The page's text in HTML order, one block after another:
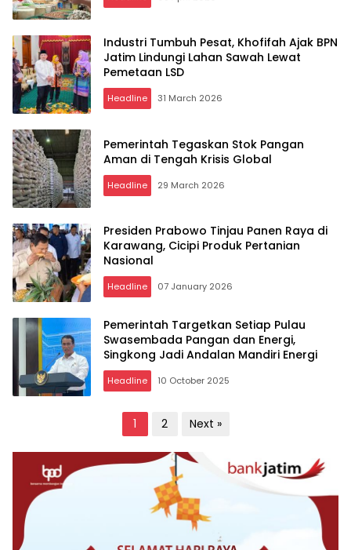
Industri Tumbuh Pesat, Khofifah Ajak BPN
Jatim Lindungi Lahan Sawah Lewat
Pemetaan LSD
Headline 31 March 2026
Pemerintah Tegaskan Stok Pangan
Aman di Tengah Krisis Global
Headline 29 March 2026
Presiden Prabowo Tinjau Panen Raya di
Karawang, Cicipi Produk Pertanian
Nasional
Headline 07 January 2026
Pemerintah Targetkan Setiap Pulau
Swasembada Pangan dan Energi,
Singkong Jadi Andalan Mandiri Energi
Headline 10 October 2025
pagination
1 2 Next »